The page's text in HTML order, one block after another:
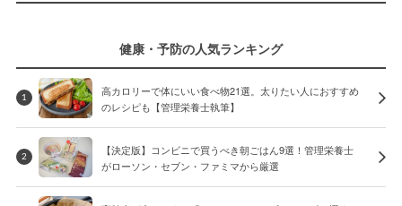
健康・予防の人気ランキング
1
高カロリーで体にいい食べ物21選。太りたい人におすすめ
のレシピも【管理栄養士執筆】
2
【決定版】コンビニで買うべき朝ごはん9選！管理栄養士
がローソン・セブン・ファミマから厳選